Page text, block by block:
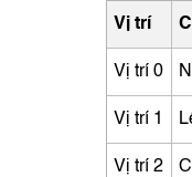
Vị trí
Vị trí 0
Vị trí 1
Vị trí 2